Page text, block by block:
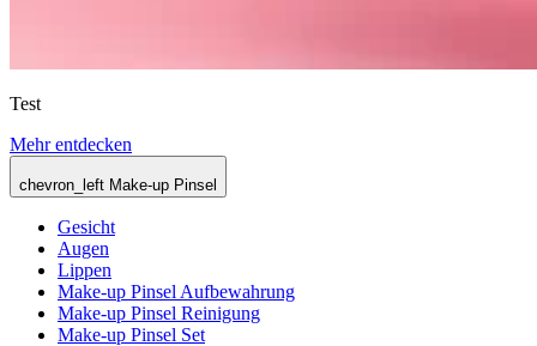
Test
Mehr entdecken
chevron_left Make-up Pinsel
Gesicht
Augen
Lippen
Make-up Pinsel Aufbewahrung
Make-up Pinsel Reinigung
Make-up Pinsel Set